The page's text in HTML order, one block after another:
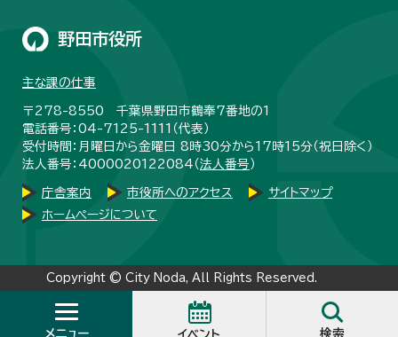
メニュー イベント 検索
野田市役所
主な課の仕事
〒278-8550 千葉県野田市鶴奉7番地の1
電話番号：04-7125-1111（代表）
受付時間：月曜日から金曜日 8時30分から17時15分（祝日除く）
法人番号：4000020122084（法人番号 ）
庁舎案内 市役所へのアクセス
サイトマップ
ホームページについて
Copyright © City Noda, All Rights Reserved.